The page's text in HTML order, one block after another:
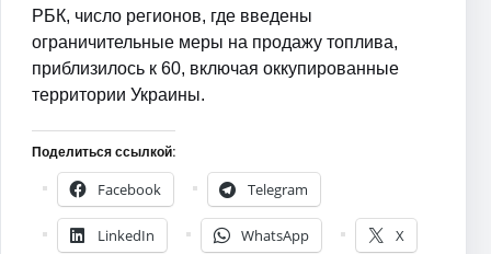
РБК, число регионов, где введены
ограничительные меры на продажу топлива,
приблизилось к 60, включая оккупированные
территории Украины.
Поделиться ссылкой:
Facebook
Telegram
LinkedIn WhatsApp X